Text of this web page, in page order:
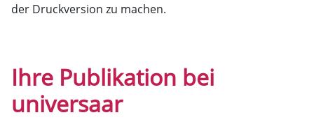
der Druckversion zu machen.
Ihre Publikation bei
universaar